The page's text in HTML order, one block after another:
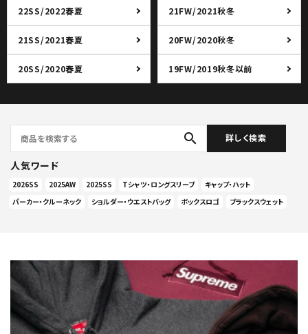
22SS/2022春夏 21FW/2021秋冬
21SS/2021春夏 20FW/2020秋冬
20SS/2020春夏 19FW/2019秋冬以前
search 詳しく検索
人気ワード
2026SS 2025AW 2025SS Tシャツ・ロングスリーブ
キャップ・ハット
パーカー・クルーネック
ショルダー・ウエストバッグ ボックスロゴ ブラックスウェット